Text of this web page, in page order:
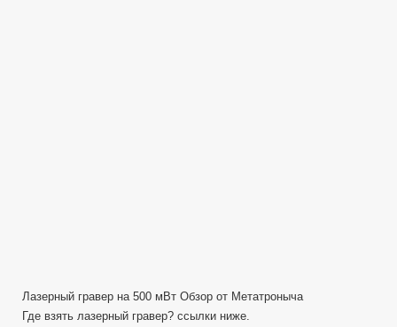
Лазерный гравер на 500 мВт Обзор от Метатроныча
Где взять лазерный гравер? ссылки ниже.